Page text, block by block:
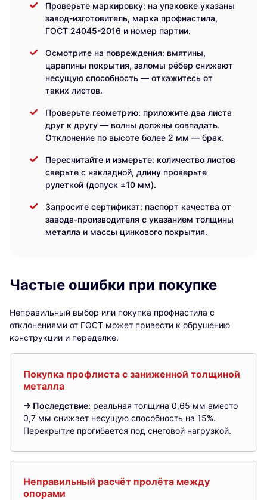
Проверьте маркировку: на упаковке указаны
завод-изготовитель, марка профнастила,
ГОСТ 24045-2016 и номер партии.
Осмотрите на повреждения: вмятины,
царапины покрытия, заломы рёбер снижают
несущую способность — откажитесь от
таких листов.
Проверьте геометрию: приложите два листа
друг к другу — волны должны совпадать.
Отклонение по высоте более 2 мм — брак.
Пересчитайте и измерьте: количество листов
сверьте с накладной, длину проверьте
рулеткой (допуск ±10 мм).
Запросите сертификат: паспорт качества от
завода-производителя с указанием толщины
металла и массы цинкового покрытия.
Частые ошибки при покупке
Неправильный выбор или покупка профнастила с
отклонениями от ГОСТ может привести к обрушению
конструкции и переделке.
Покупка профлиста с заниженной толщиной
металла
→ Последствие: реальная толщина 0,65 мм вместо
0,7 мм снижает несущую способность на 15%.
Перекрытие прогибается под снеговой нагрузкой.
Неправильный расчёт пролёта между
опорами